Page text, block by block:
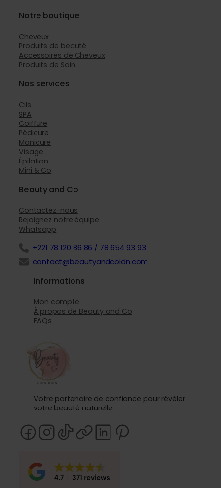
Notre boutique
Cheveux
Produits de beauté
Accessoires de Cheveux
Produits de Soin
Nos services
Cils
SPA
Coiffure
Pédicure
Manicure
Visage
Épilation
Mini & Co
Beauty and Co
Contactez-nous
Rejoignez notre équipe
Whatsapp
+221 78 120 86 86 / 78 654 93 93
contact@beautyandcoldn.com
Informations
Mon compte
À propos de Beauty and Co
FAQs
Votre partenaire de confiance pour révéler
votre beauté naturelle.